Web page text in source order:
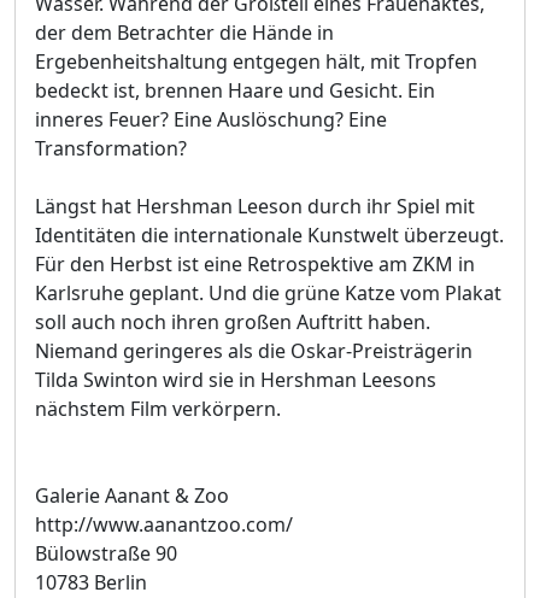
der dem Betrachter die Hände in
Ergebenheitshaltung entgegen hält, mit Tropfen
bedeckt ist, brennen Haare und Gesicht. Ein
inneres Feuer? Eine Auslöschung? Eine
Transformation?
Längst hat Hershman Leeson durch ihr Spiel mit
Identitäten die internationale Kunstwelt überzeugt.
Für den Herbst ist eine Retrospektive am ZKM in
Karlsruhe geplant. Und die grüne Katze vom Plakat
soll auch noch ihren großen Auftritt haben.
Niemand geringeres als die Oskar-Preisträgerin
Tilda Swinton wird sie in Hershman Leesons
nächstem Film verkörpern.
Galerie Aanant & Zoo
http://www.aanantzoo.com/
Bülowstraße 90
10783 Berlin